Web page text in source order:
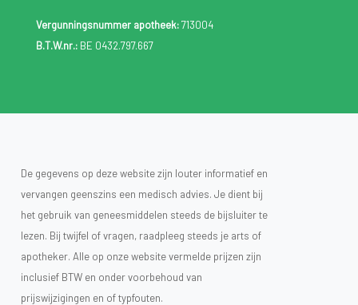
Vergunningsnummer apotheek:713004
B.T.W.nr.:BE 0432.797.667
De gegevens op deze website zijn louter informatief en
vervangen geenszins een medisch advies. Je dient bij
het gebruik van geneesmiddelen steeds de bijsluiter te
lezen. Bij twijfel of vragen, raadpleeg steeds je arts of
apotheker. Alle op onze website vermelde prijzen zijn
inclusief BTW en onder voorbehoud van
prijswijzigingen en of typfouten.